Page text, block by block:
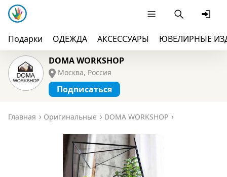
Подарки ОДЕЖДА АКСЕССУАРЫ
ЮВЕЛИРНЫЕ
DOMA WORKSHOP
Москва, Россия
Подписаться
Главная Оригинальные DOMA WORKSHOP